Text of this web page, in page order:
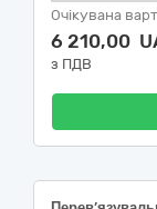
Очікувана
6 210,00
з ПДВ